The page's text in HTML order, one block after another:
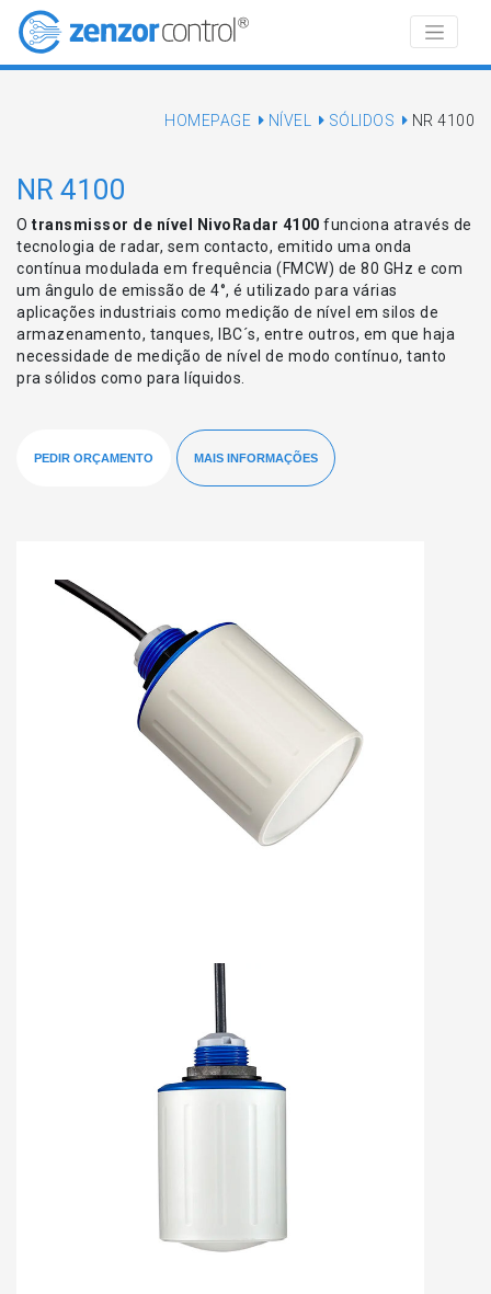
HOMEPAGE NÍVEL SÓLIDOS NR 4100
NR 4100
O transmissor de nível NivoRadar 4100 funciona através de
tecnologia de radar, sem contacto, emitido uma onda
contínua modulada em frequência (FMCW) de 80 GHz e com
um ângulo de emissão de 4°, é utilizado para várias
aplicações industriais como medição de nível em silos de
armazenamento, tanques, IBC´s, entre outros, em que haja
necessidade de medição de nível de modo contínuo, tanto
pra sólidos como para líquidos.
PEDIR ORÇAMENTO MAIS INFORMAÇÕES